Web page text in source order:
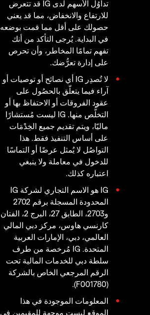
تداوُل الأسهم لدى IG قد تتعرض
للارتفاع والانخفاض، مما قد يعني
حصولك على أقل مما قمت بوضعه
في البداية. يُرجى التأكد من أنك
تفهم تمامًا المخاطر، وأن تحرص
على إدارة تعرُّضك.
لا تُصدِر IG أي نصائح أو توصيات أو
آراء فيما يتعلّق بالحصُول على
عقود الفروقات أو الاحتفاظ بها أو
التخلُّص منها. IG ليست مُستشارًا
ماليّا، ويتم تقديم جميع الخِدْمَات
على أساس التنفيذ فقط. هذا
التواصُل لا يُمثل عرضًا أو التماسًا
للدخول في معاملة ولا ينبغي
اعتباره كذلك.
IG هو الاسم التجاري لشركة IG
المحدودة المسجلة برقم 2702
و2703، الطابق 27، البرج 2، الفتان
كارنسي هاوس، مركز دبي المالي
العالمي، دبي، الإمارات العربية
المتحدة. IG مُرخصة من طرف
سلطة دبي للخدمات المالية تحت
الرقم المرجعي الخاص بالشركة
(F001780).
المعلومات الموجودة في هذا
الموقع ليست موجهة للمقيمين في